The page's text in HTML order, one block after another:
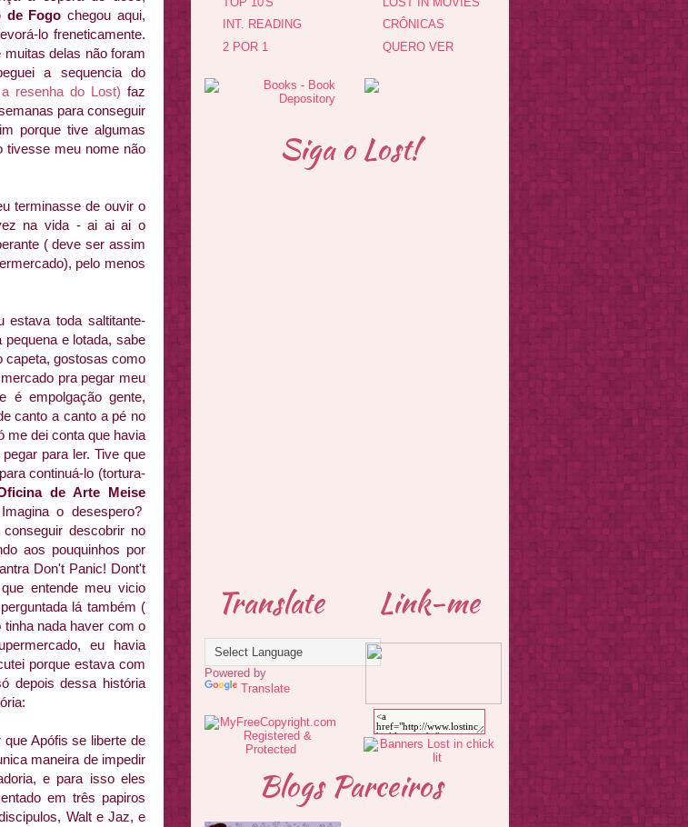
de Fogo chegou aqui,
lo freneticamente.
delas não foram
a sequencia do
resenha do Lost) faz
para conseguir
porque tive algumas
tivesse meu nome não
terminasse de ouvir o
na vida - ai ai ai o
( deve ser assim
pelo menos
estava toda saltitante-
e lotada, sabe
capeta, gostosas como
pra pegar meu
é empolgação gente,
canto a canto a pé no
me dei conta que havia
para ler. Tive que
continuá-lo (tortura-
de Arte Meise
o desespero?
descobrir no
aos pouquinhos por
Don't Panic! Dont't
entende meu vicio
lá também (
nada haver com o
eu havia
porque estava com
depois dessa história
Apófis se liberte de
maneira de impedir
e para isso eles
em três papiros
Walt e Jaz, e
INT. READING
2 POR 1
CRÔNICAS
QUERO VER
Siga o Lost!
Translate
Powered by
Translate
Link-me
Blogs Parceiros